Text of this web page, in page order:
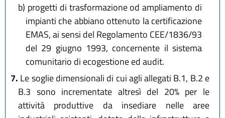
b) progetti di trasformazione od ampliamento di
impianti che abbiano ottenuto la certificazione
EMAS, ai sensi del Regolamento CEE/1836/93
del 29 giugno 1993, concernente il sistema
comunitario di ecogestione ed audit.
7. Le soglie dimensionali di cui agli allegati B.1, B.2 e
B.3 sono incrementate altresì del 20% per le
attività produttive da insediare nelle aree